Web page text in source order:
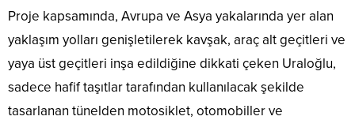
Proje kapsamında, Avrupa ve Asya yakalarında yer alan
yaklaşım yolları genişletilerek kavşak, araç alt geçitleri ve
yaya üst geçitleri inşa edildiğine dikkati çeken Uraloğlu,
sadece hafif taşıtlar tarafından kullanılacak şekilde
tasarlanan tünelden motosiklet, otomobiller ve